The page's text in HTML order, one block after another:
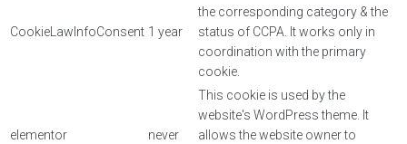
CookieLawInfoConsent 1 year
the corresponding category & the
status of CCPA. It works only in
coordination with the primary
cookie.
elementor never
This cookie is used by the
website's WordPress theme. It
allows the website owner to